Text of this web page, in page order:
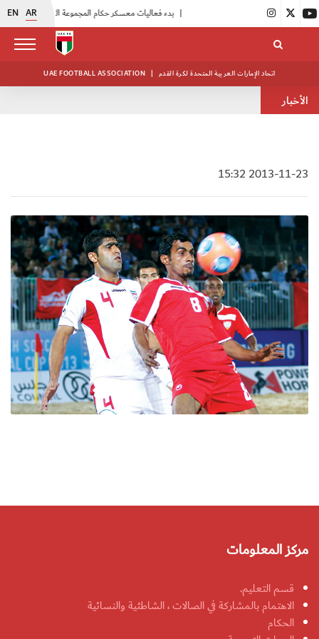
EN AR بدء فعاليات معسكر حكام المجموعة الثانية
UAE FOOTBALL ASSOCIATION | اتحاد الإمارات العربية المتحدة لكرة القدم
الأخبار
2013-11-23 15:32
مركز المعلومات
قسم التعليم.
الاهتمام بالمشاركة في الصالات ، الشاطئية والنسائية
الحكام